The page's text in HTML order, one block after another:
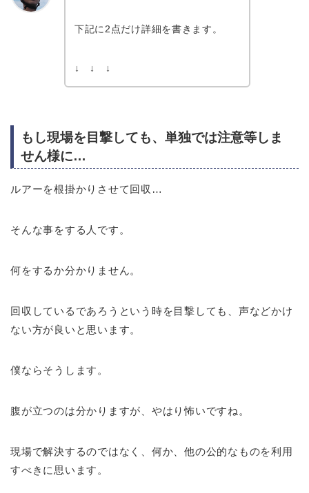
下記に2点だけ詳細を書きます。
↓ ↓ ↓
もし現場を目撃しても、単独では注意等しま
せん様に…
ルアーを根掛かりさせて回収…
そんな事をする人です。
何をするか分かりません。
回収しているであろうという時を目撃しても、声などかけ
ない方が良いと思います。
僕ならそうします。
腹が立つのは分かりますが、やはり怖いですね。
現場で解決するのではなく、何か、他の公的なものを利用
すべきに思います。